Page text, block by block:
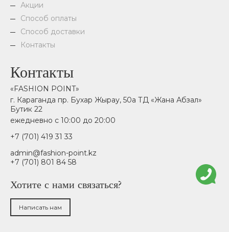
Акции
Способ оплаты
Способ доставки
Контакты
Контакты
«FASHION POINT»
г. Караганда пр. Бухар Жырау, 50а ТД «Жана Абзал»
Бутик 22
ежедневно с 10:00 до 20:00
+7 (701) 419 31 33
admin@fashion-point.kz
+7 (701) 801 84 58
Хотите с нами связаться?
Написать нам